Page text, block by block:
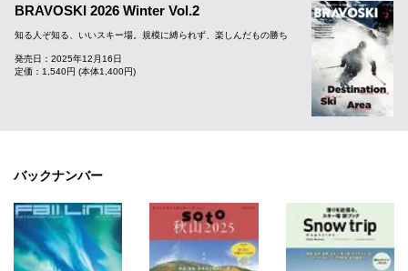
BRAVOSKI 2026 Winter Vol.2
知る人ぞ知る、いいスキー場。規模に縛られず、楽しんだもの勝ち
発売日：2025年12月16日
定価：1,540円 (本体1,400円)
バックナンバー